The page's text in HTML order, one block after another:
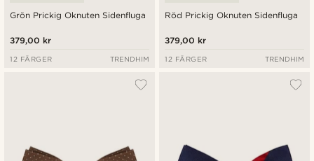
Grön Prickig Oknuten Sidenfluga
379,00 kr
12 FÄRGER TRENDHIM
Röd Prickig Oknuten Sidenfluga
379,00 kr
12 FÄRGER TRENDHIM